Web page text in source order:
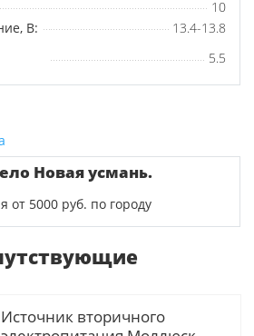
10
В:
13.4-13.8
5.5
Новая усмань.
от 5000 руб. по городу
Источник вторичного